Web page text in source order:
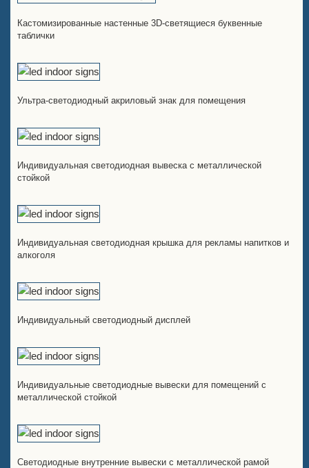
Кастомизированные настенные 3D-светящиеся буквенные
таблички
Ультра-светодиодный акриловый знак для помещения
Индивидуальная светодиодная вывеска с металлической
стойкой
Индивидуальная светодиодная крышка для рекламы напитков и
алкоголя
Индивидуальный светодиодный дисплей
Индивидуальные светодиодные вывески для помещений с
металлической стойкой
Светодиодные внутренние вывески с металлической рамой